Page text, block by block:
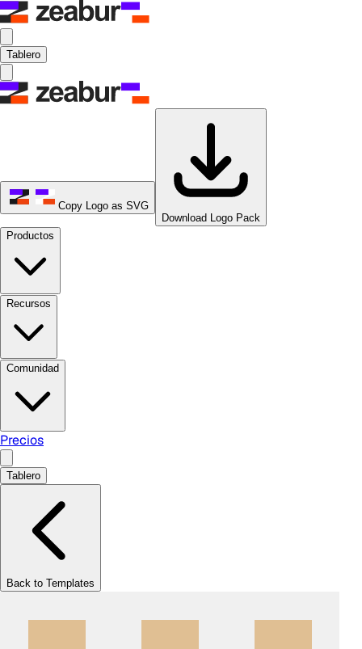
Tablero
Copy Logo as SVG
Download Logo Pack
Productos
Recursos
Comunidad
Precios
Tablero
Back to Templates